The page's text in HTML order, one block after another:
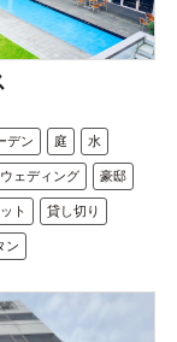
デン 庭 水
ウェディング 豪邸
ト 貸し切り
ン